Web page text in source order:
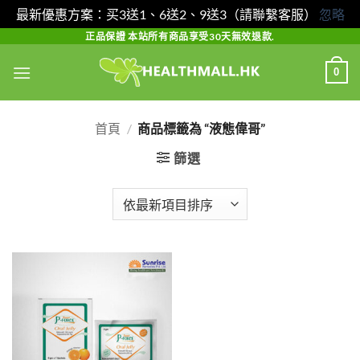
最新優惠方案：买3送1、6送2、9送3（請聯繫客服） 忽略
content
正品保證 本站所有商品享受30天無效退款.
0
首頁 / 商品標籤為 “液態偉哥”
篩選